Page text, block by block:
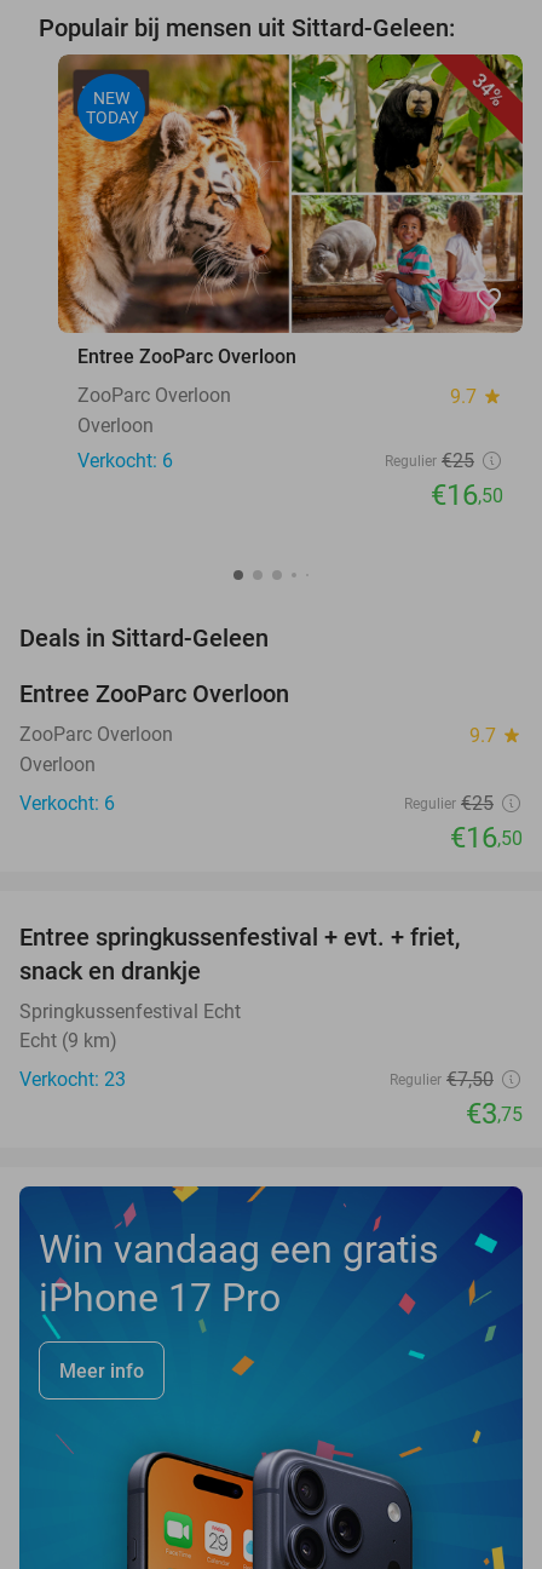
Populair bij mensen uit Sittard-Geleen:
34%
NEW
TODAY
favorite_border
Entree ZooParc Overloon
ZooParc Overloon
9.7 star
Overloon
Verkocht: 6
Regulier €25
€16,50
Deals in Sittard-Geleen
TODAY
Entree ZooParc Overloon
ZooParc Overloon 9.7 star
Overloon
Verkocht: 6
Regulier €25
€16,50
TODAY
Entree springkussenfestival + evt. + friet,
snack en drankje
Springkussenfestival Echt
Echt (9 km)
Verkocht: 23
Regulier €7,50
€3,75
Win vandaag een gratis
iPhone 17 Pro
Meer info